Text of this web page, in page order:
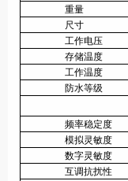
重量
尺寸
工作电压
存储温度
工作温度
防水等级
频率稳定度
模拟灵敏度
数字灵敏度
互调抗扰性